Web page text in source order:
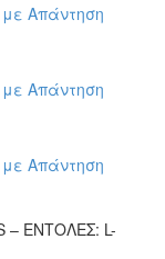
με Απάντηση
με Απάντηση
με Απάντηση
– ΕΝΤΟΛΕΣ: L-